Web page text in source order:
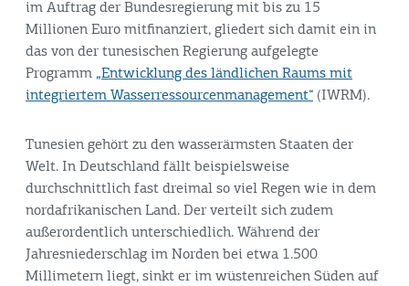
im Auftrag der Bundesregierung mit bis zu 15
Millionen Euro mitfinanziert, gliedert sich damit ein in
das von der tunesischen Regierung aufgelegte
Programm „Entwicklung des ländlichen Raums mit
integriertem Wasserressourcenmanagement“ (IWRM).
Tunesien gehört zu den wasserärmsten Staaten der
Welt. In Deutschland fällt beispielsweise
durchschnittlich fast dreimal so viel Regen wie in dem
nordafrikanischen Land. Der verteilt sich zudem
außerordentlich unterschiedlich. Während der
Jahresniederschlag im Norden bei etwa 1.500
Millimetern liegt, sinkt er im wüstenreichen Süden auf